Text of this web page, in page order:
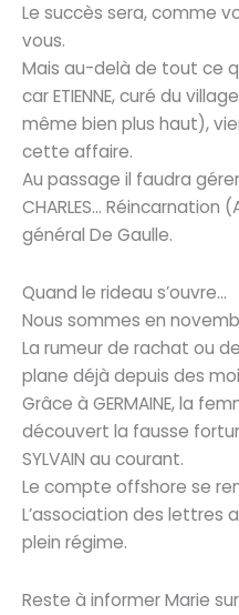
Le succès sera, comme
vous.
Mais au-delà de tout ce
car ETIENNE, curé du
même bien plus haut),
cette affaire.
Au passage il faudra
CHARLES… Réincarnation
général De Gaulle.
Quand le rideau s’ouvre…
Nous sommes en
La rumeur de rachat ou
plane déjà depuis des
Grâce à GERMAINE, la
découvert la fausse
SYLVAIN au courant.
Le compte offshore se
L’association des lettres
plein régime.
Reste à informer Marie